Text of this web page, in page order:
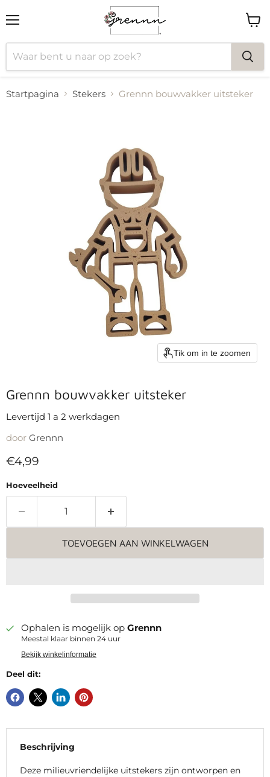
Startpagina Stekers Grennn bouwvakker uitsteker
Tik om in te zoomen
Grennn bouwvakker uitsteker
Levertijd 1 a 2 werkdagen
door Grennn
Huidige prijs
€4,99
Hoeveelheid
TOEVOEGEN AAN WINKELWAGEN
Ophalen is mogelijk op Grennn
Meestal klaar binnen 24 uur
Bekijk winkelinformatie
Deel dit:
Beschrijving
Deze milieuvriendelijke uitstekers zijn ontworpen en